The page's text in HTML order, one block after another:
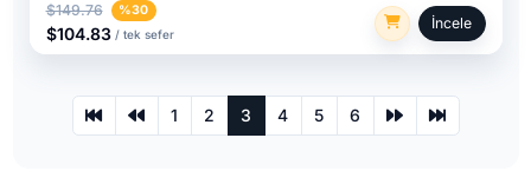
$149.76 %30
$104.83 / tek sefer
İncele
1 2 3 4 5 6